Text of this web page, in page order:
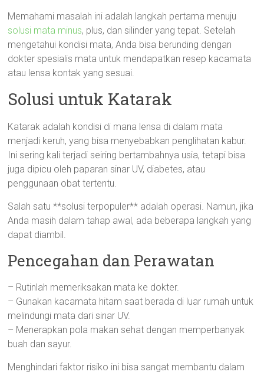
Memahami masalah ini adalah langkah pertama menuju
solusi mata minus, plus, dan silinder yang tepat. Setelah
mengetahui kondisi mata, Anda bisa berunding dengan
dokter spesialis mata untuk mendapatkan resep kacamata
atau lensa kontak yang sesuai.
Solusi untuk Katarak
Katarak adalah kondisi di mana lensa di dalam mata
menjadi keruh, yang bisa menyebabkan penglihatan kabur.
Ini sering kali terjadi seiring bertambahnya usia, tetapi bisa
juga dipicu oleh paparan sinar UV, diabetes, atau
penggunaan obat tertentu.
Salah satu **solusi terpopuler** adalah operasi. Namun, jika
Anda masih dalam tahap awal, ada beberapa langkah yang
dapat diambil.
Pencegahan dan Perawatan
– Rutinlah memeriksakan mata ke dokter.
– Gunakan kacamata hitam saat berada di luar rumah untuk
melindungi mata dari sinar UV.
– Menerapkan pola makan sehat dengan memperbanyak
buah dan sayur.
Menghindari faktor risiko ini bisa sangat membantu dalam